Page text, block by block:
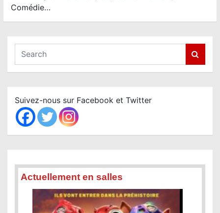
Comédie…
a
c
h
Suivez-nous sur Facebook et Twitter
Actuellement en salles